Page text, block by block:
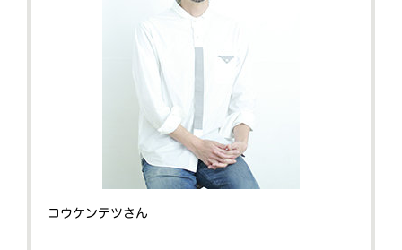
コウケンテツさん